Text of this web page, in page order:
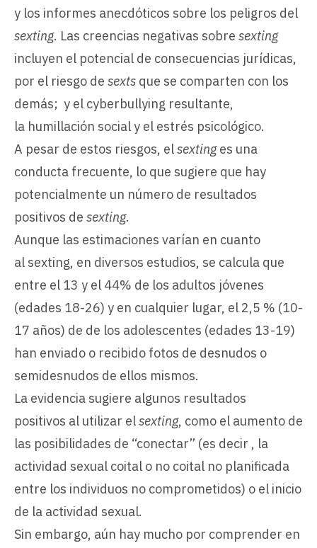
y los informes anecdóticos sobre los peligros del
sexting. Las creencias negativas sobre sexting
incluyen el potencial de consecuencias jurídicas,
por el riesgo de sexts que se comparten con los
demás; y el cyberbullying resultante,
la humillación social y el estrés psicológico.
A pesar de estos riesgos, elsextinges una
conducta frecuente, lo que sugiere que hay
potencialmente un número de resultados
positivos de sexting.
Aunque las estimaciones varían en cuanto
al sexting, en diversos estudios, se calcula que
entre el 13 y el 44% de los adultos jóvenes
(edades 18-26) y en cualquier lugar, el 2,5 % (10-
17 años) de de los adolescentes (edades 13-19)
han enviado o recibido fotos de desnudos o
semidesnudos de ellos mismos.
La evidencia sugiere algunos resultados
positivos al utilizar elsexting, como el aumento de
las posibilidades de “conectar” (es decir , la
actividad sexual coital o no coital no planificada
entre los individuos no comprometidos) o el inicio
de la actividad sexual.
Sin embargo, aún hay mucho por comprender en